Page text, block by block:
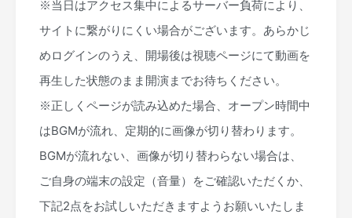
※当日はアクセス集中によるサーバー負荷により、
サイトに繋がりにくい場合がございます。あらかじ
めログインのうえ、開場後は視聴ページにて動画を
再生した状態のまま開演までお待ちください。
※正しくページが読み込めた場合、オープン時間中
はBGMが流れ、定期的に画像が切り替わります。
BGMが流れない、画像が切り替わらない場合は、
ご自身の端末の設定（音量）をご確認いただくか、
下記2点をお試しいただきますようお願いいたしま